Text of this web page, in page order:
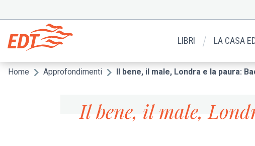
contenuto
principale
Menu
secondario
LIBRI LA CASA
Briciole
Home Approfondimenti Il bene, il male, Londra e la paura:
Il bene, il male,